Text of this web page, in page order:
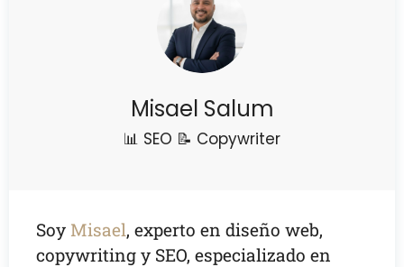
Misael Salum
📊 SEO 📝 Copywriter
Soy Misael, experto en diseño web,
copywriting y SEO, especializado en